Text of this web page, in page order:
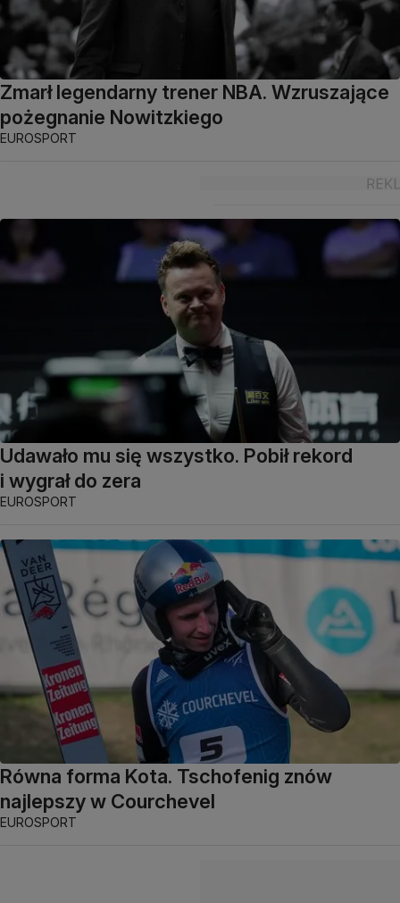
Zmarł legendarny trener NBA. Wzruszające
pożegnanie Nowitzkiego
EUROSPORT
Udawało mu się wszystko. Pobił rekord
i wygrał do zera
EUROSPORT
Równa forma Kota. Tschofenig znów
najlepszy w Courchevel
EUROSPORT